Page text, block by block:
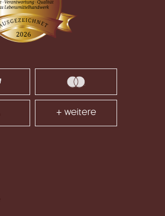
+ weitere